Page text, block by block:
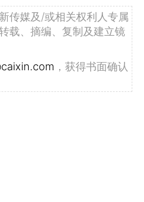
传媒及/或相关权利人专属
载、摘编、复制及建立镜
，获得书面确认